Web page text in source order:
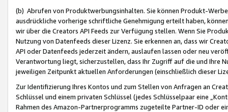
(b) Abrufen von Produktwerbungsinhalten. Sie können Produkt-
ausdrückliche vorherige schriftliche Genehmigung erteilt haben,
wir über die Creators API Feeds zur Verfügung stellen. Wenn Sie
Nutzung von Datenfeeds dieser Lizenz. Sie erkennen an, dass wir
API oder Datenfeeds jederzeit ändern, auslaufen lassen oder neu
Verantwortung liegt, sicherzustellen, dass Ihr Zugriff auf die und Ihre
jeweiligen Zeitpunkt aktuellen Anforderungen (einschließlich dieser
Zur Identifizierung Ihres Kontos und zum Stellen von Anfragen an
Schlüssel und einem privaten Schlüssel (jedes Schlüsselpaar eine
Rahmen des Amazon-Partnerprogramms zugeteilte Partner-ID oder